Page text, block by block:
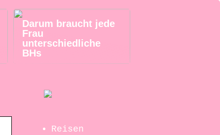
Darum braucht jede
Frau
unterschiedliche
BHs
Reisen